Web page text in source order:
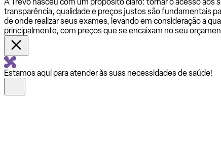
transparência, qualidade e preços justos são fundamentais
de onde realizar seus exames, levando em consideração a
principalmente, com preços que se encaixam no seu
Estamos aqui para atender às suas necessidades de saúde!